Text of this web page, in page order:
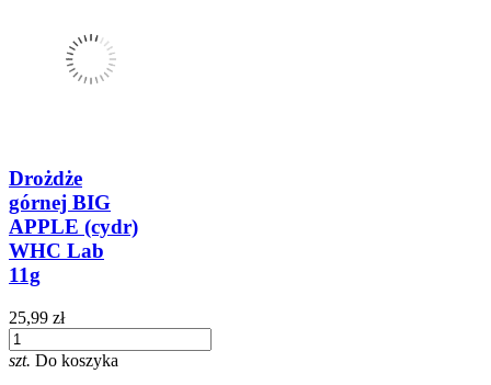
Drożdże
górnej BIG
APPLE (cydr)
WHC Lab
11g
25,99 zł
szt. Do koszyka